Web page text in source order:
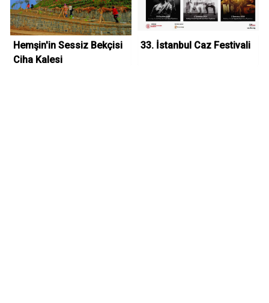
Hemşin'in Sessiz Bekçisi
Ciha Kalesi
33. İstanbul Caz Festivali